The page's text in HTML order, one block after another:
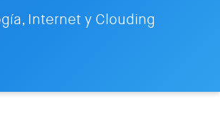
Internet y Clouding